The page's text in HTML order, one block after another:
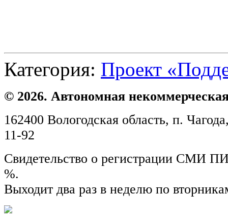
Категория: Проект
© 2026. Автономная
162400 Вологодская область, п.
11-92
Свидетельство о регистрации СМИ
%.
Выходит два раз в неделю по